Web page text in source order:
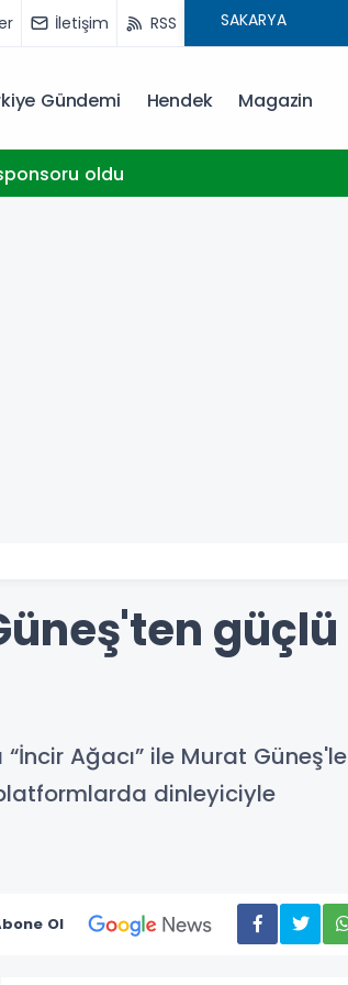
İletişim RSS
Gündemi Hendek Magazin
güçlü
“İncir Ağacı” ile Murat Güneş'le
dinleyiciyle
Ol